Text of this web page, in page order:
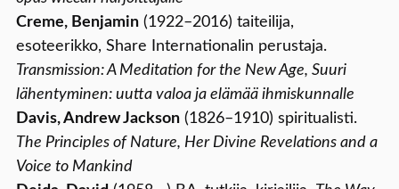
Creme, Benjamin(1922–2016) taiteilija,
esoteerikko, Share Internationalin perustaja.
Transmission: A Meditation for the New Age, Suuri
lähentyminen: uutta valoa ja elämää ihmiskunnalle
Davis, Andrew Jackson(1826–1910) spiritualisti.
The Principles of Nature, Her Divine Revelations and a
Voice to Mankind